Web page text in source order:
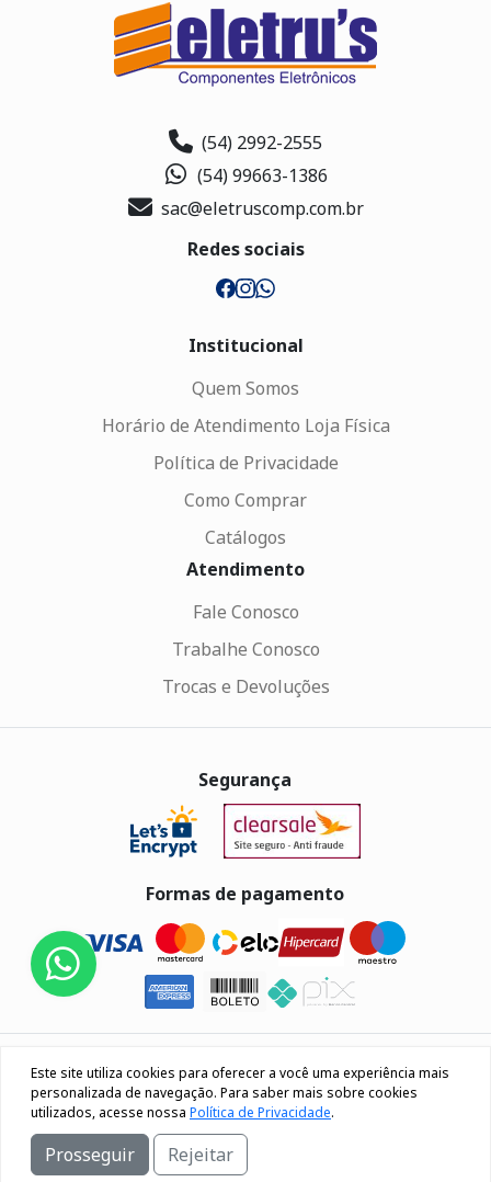
(54) 2992-2555
(54) 99663-1386
sac@eletruscomp.com.br
Redes sociais
Institucional
Quem Somos
Horário de Atendimento Loja Física
Política de Privacidade
Como Comprar
Catálogos
Atendimento
Fale Conosco
Trabalhe Conosco
Trocas e Devoluções
Segurança
Formas de pagamento
Eletrus Componentes Eletrônicos - CNPJ
04.080.033/0001-40
Rua Os 18 do forte, 692, Bairro Lourdes Caxias do Sul / RS
Este site utiliza cookies para oferecer a você uma experiência mais
personalizada de navegação. Para saber mais sobre cookies
utilizados, acesse nossa Política de Privacidade.
Prosseguir Rejeitar